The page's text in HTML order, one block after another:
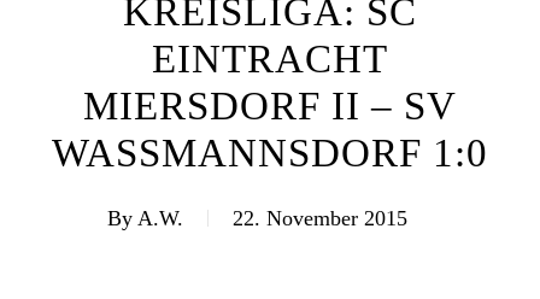
KREISLIGA: SC
EINTRACHT
MIERSDORF II – SV
WASSMANNSDORF 1:0
By A.W. 22. November 2015